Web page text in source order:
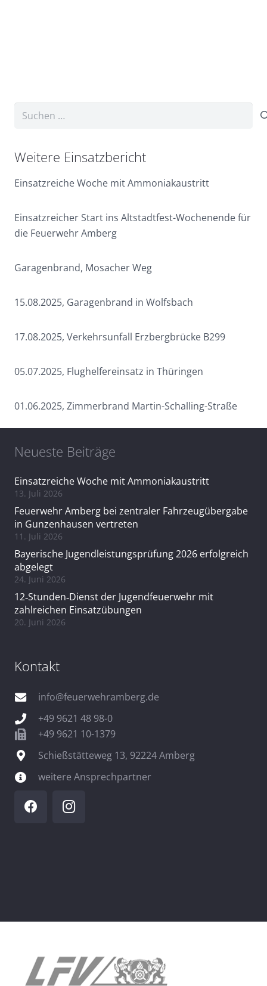
Suchen
Weitere Einsatzbericht
Einsatzreiche Woche mit Ammoniakaustritt
Einsatzreicher Start ins Altstadtfest-Wochenende für
die Feuerwehr Amberg
Garagenbrand, Mosacher Weg
15.08.2025, Garagenbrand in Wolfsbach
17.08.2025, Verkehrsunfall Erzbergbrücke B299
05.07.2025, Flughelfereinsatz in Thüringen
01.06.2025, Zimmerbrand Martin-Schalling-Straße
Neueste Beiträge
Einsatzreiche Woche mit Ammoniakaustritt
13. Juli 2026
Feuerwehr Amberg bei zentraler Fahrzeugübergabe
in Gunzenhausen vertreten
11. Juli 2026
Bayerische Jugendleistungsprüfung 2026 erfolgreich
abgelegt
24. Juni 2026
12‑Stunden‑Dienst der Jugendfeuerwehr mit
zahlreichen Einsatzübungen
20. Juni 2026
Kontakt
info@feuerwehramberg.de
+49 9621 48 98-0
+49 9621 10-1379
Schießstätteweg 13, 92224 Amberg
weitere Ansprechpartner